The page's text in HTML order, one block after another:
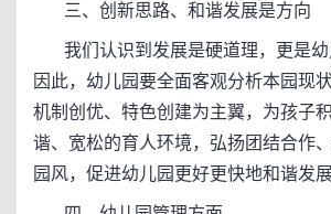
三、创新思路、和谐发展是方向
我们认识到发展是硬道理，更是幼
因此，幼儿园要全面客观分析本园现
机制创优、特色创建为主翼，为孩子
谐、宽松的育人环境，弘扬团结合作
园风，促进幼儿园更好更快地和谐发展